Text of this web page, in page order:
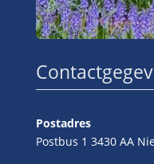
Postadres
Postbus 1 3430 AA